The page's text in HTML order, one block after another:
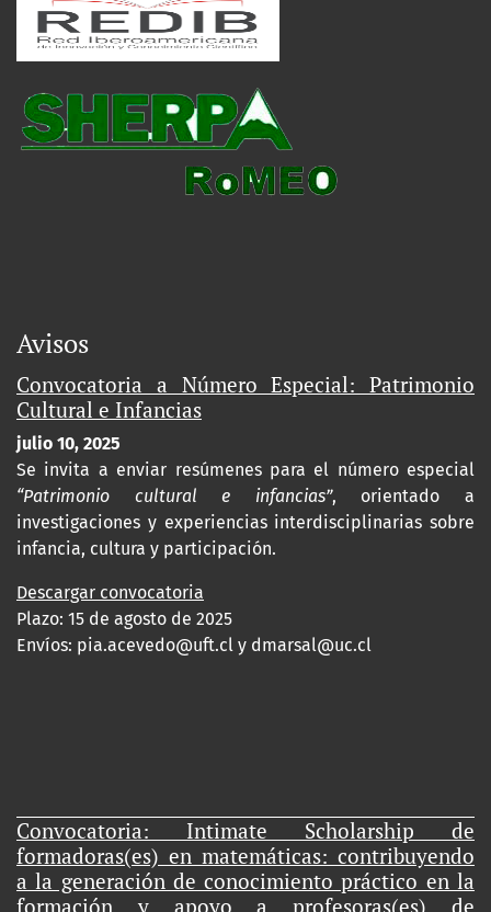
Avisos
Convocatoria a Número Especial: Patrimonio
Cultural e Infancias
julio 10, 2025
Se invita a enviar resúmenes para el número especial
“Patrimonio cultural e infancias”, orientado a
investigaciones y experiencias interdisciplinarias sobre
infancia, cultura y participación.
Descargar convocatoria
Plazo: 15 de agosto de 2025
Envíos: pia.acevedo@uft.cl y dmarsal@uc.cl
Convocatoria: Intimate Scholarship de
formadoras(es) en matemáticas: contribuyendo
a la generación de conocimiento práctico en la
formación y apoyo a profesoras(es) de